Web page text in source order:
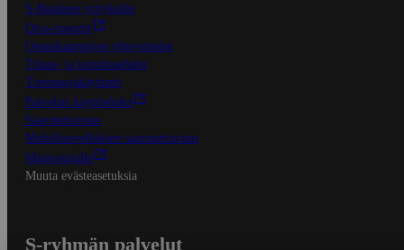
S-Business yrityksille
Oiva-raportit
Osuuskauppojen yhteystiedot
Tilaus- ja toimitusehdot
Tietosuojakäytäntö
Palvelun käyttöehdot
Saavutettavuus
Mobiilisovelluksen saavutettavuus
Mainostajalle
Muuta evästeasetuksia
S-ryhmän palvelut